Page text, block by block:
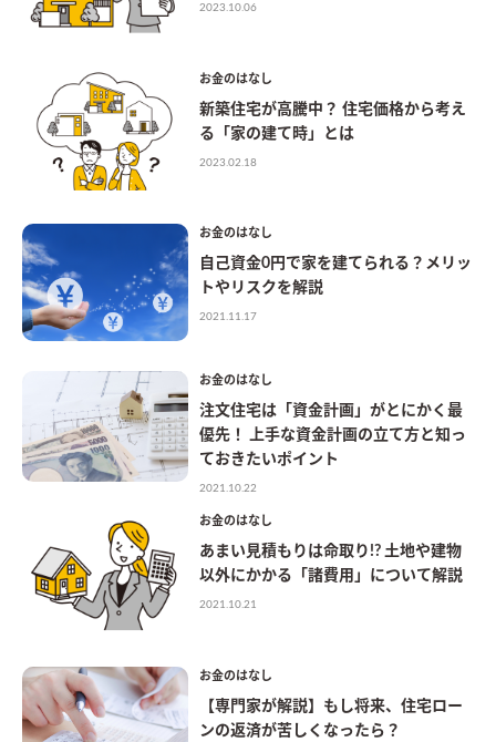
2023.10.06
お金のはなし
新築住宅が高騰中？ 住宅価格から考え
る「家の建て時」とは
2023.02.18
お金のはなし
自己資金0円で家を建てられる？メリッ
トやリスクを解説
2021.11.17
お金のはなし
注文住宅は「資金計画」がとにかく最
優先！ 上手な資金計画の立て方と知っ
ておきたいポイント
2021.10.22
お金のはなし
あまい見積もりは命取り!? 土地や建物
以外にかかる「諸費用」について解説
2021.10.21
お金のはなし
【専門家が解説】もし将来、住宅ロー
ンの返済が苦しくなったら？